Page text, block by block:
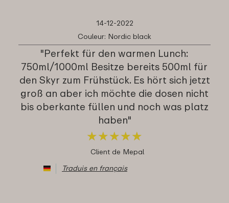
14-12-2022
Couleur: Nordic black
"Perfekt für den warmen Lunch:
750ml/1000ml Besitze bereits 500ml für
den Skyr zum Frühstück. Es hört sich jetzt
groß an aber ich möchte die dosen nicht
bis oberkante füllen und noch was platz
haben"
★★★★★
★★★★★
Client de Mepal
Traduis en français